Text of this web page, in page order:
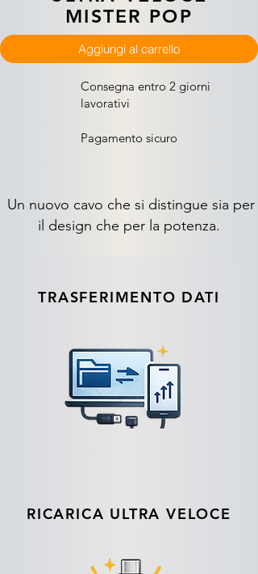
MISTER POP
Aggiungi al carrello
Consegna entro 2 giorni
lavorativi
Pagamento sicuro
Un nuovo cavo che si distingue sia per
il design che per la potenza.
TRASFERIMENTO DATI
RICARICA ULTRA VELOCE